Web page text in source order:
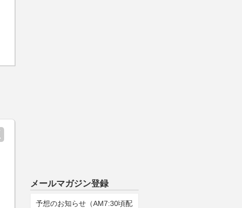
メールマガジン登録
予想のお知らせ（AM7:30頃配